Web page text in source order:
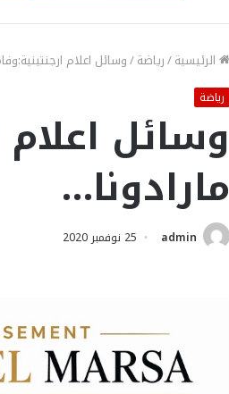
الرئيسية/رياضة/وسائل اعلام
رياضة
وسائل اعلام
مارادونا…
admin 25 نوفمبر 2020